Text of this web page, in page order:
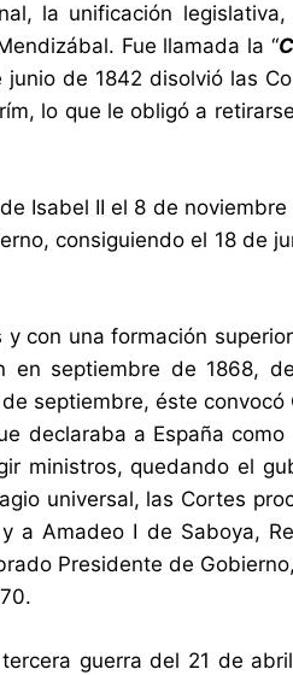
la unificación
Fue llamada la “
de 1842 disolvió las
lo que le obligó a
Isabel II el 8 de
consiguiendo el 18 de
con una formación
en septiembre de 1868,
septiembre, éste
declaraba a España
ministros, quedando el
universal, las Cortes
a Amadeo I de Saboya,
Presidente de
guerra del 21 de